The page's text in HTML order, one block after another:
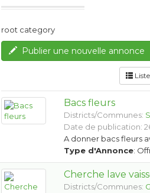
root category
Publier une nouvelle annonce
Liste
Bacs fleurs
Districts/Communes:
Date de publication:
A donner bacs fleurs
Type d'Annonce:
Cherche lave
Districts/Communes: